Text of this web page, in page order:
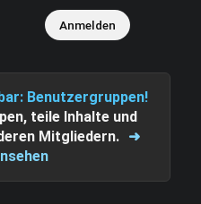
Benutzergruppen!
teile Inhalte und
Mitgliedern. ➜
Anmelden